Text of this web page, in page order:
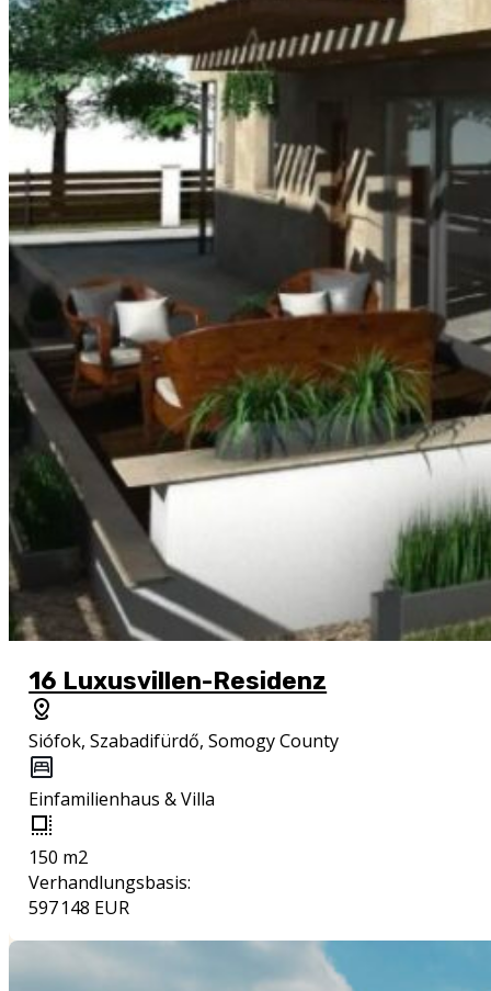
16 Luxusvillen-Residenz
Siófok, Szabadifürdő, Somogy County
Einfamilienhaus & Villa
150 m2
Verhandlungsbasis:
597 148 EUR